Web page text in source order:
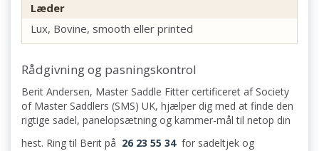
Læder
Lux, Bovine, smooth eller printed
Rådgivning og pasningskontrol
Berit Andersen, Master Saddle Fitter certificeret af Society
of Master Saddlers (SMS) UK, hjælper dig med at finde den
rigtige sadel, panelopsætning og kammer-mål til netop din
hest. Ring til Berit på 26 23 55 34 for sadeltjek og